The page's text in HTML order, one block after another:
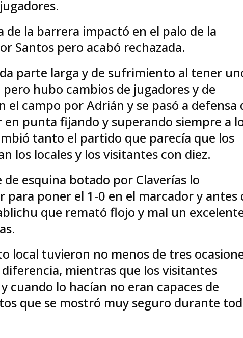
la barrera impactó en el palo de la
Santos pero acabó rechazada.
parte larga y de sufrimiento al tener
hubo cambios de jugadores y de
el campo por Adrián y se pasó a defensa
en punta fijando y superando siempre a
tanto el partido que parecía que los
los locales y los visitantes con diez.
esquina botado por Claverías lo
para poner el 1-0 en el marcador y antes
que remató flojo y mal un
local tuvieron no menos de tres
mientras que los visitantes
cuando lo hacían no eran capaces de
que se mostró muy seguro durante